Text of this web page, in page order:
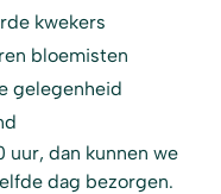
kwekers
bloemisten
gelegenheid
uur, dan kunnen we
dag bezorgen.